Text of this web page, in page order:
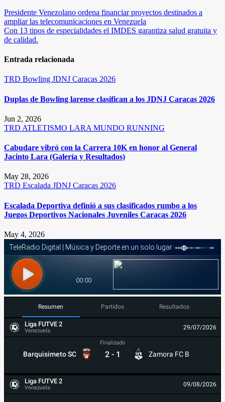
Navegación
de
entradas
Presidente Venezolano ordena financiar proyectos destinados a
ampliar las telecomunicaciones en Venezuela
Con 13 tipos de especialidades el IMDES garantiza salud gratuita y
de calidad.
Entrada relacionada
TRD Bowling JDNJ Caracas 2026
Duplas de Bowling larense clasifican a los JDNJ Caracas 2026
Jun 2, 2026
TRD ATLETISMO LARA MUNDO RUNNING
Cabudare vibró con la Carrera 10K en honor al General
Jacinto Lara (Galería y Resultados)
May 28, 2026
TRD Escalada JDNJ Caracas 2026
Escalada Deportiva definió a sus clasificados rumbo a los
Juegos Deportivos Nacionales Juveniles Caracas 2026
May 4, 2026
Resumen Partidos Resultados
Liga FUTVE 2
Venezuela 29/07/2026
Barquisimeto SC
Finalizado
2 - 1 Zamora FC B
Liga FUTVE 2
Venezuela 09/08/2026